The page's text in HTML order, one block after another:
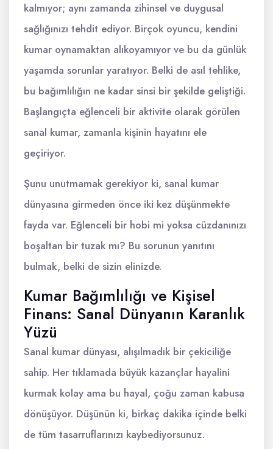
kalmıyor; aynı zamanda zihinsel ve duygusal
sağlığınızı tehdit ediyor. Birçok oyuncu, kendini
kumar oynamaktan alıkoyamıyor ve bu da günlük
yaşamda sorunlar yaratıyor. Belki de asıl tehlike,
bu bağımlılığın ne kadar sinsi bir şekilde geliştiği.
Başlangıçta eğlenceli bir aktivite olarak görülen
sanal kumar, zamanla kişinin hayatını ele
geçiriyor.
Şunu unutmamak gerekiyor ki, sanal kumar
dünyasına girmeden önce iki kez düşünmekte
fayda var. Eğlenceli bir hobi mi yoksa cüzdanınızı
boşaltan bir tuzak mı? Bu sorunun yanıtını
bulmak, belki de sizin elinizde.
Kumar Bağımlılığı ve Kişisel
Finans: Sanal Dünyanın Karanlık
Yüzü
Sanal kumar dünyası, alışılmadık bir çekiciliğe
sahip. Her tıklamada büyük kazançlar hayalini
kurmak kolay ama bu hayal, çoğu zaman kabusa
dönüşüyor. Düşünün ki, birkaç dakika içinde belki
de tüm tasarruflarınızı kaybediyorsunuz.